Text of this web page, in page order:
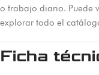
o trabajo diario. Puede
explorar todo el
Ficha